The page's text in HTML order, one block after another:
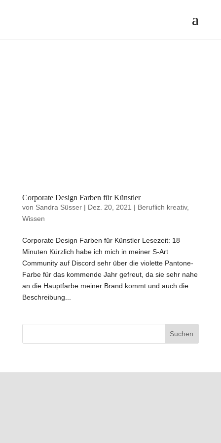
Corporate Design Farben für Künstler
von Sandra Süsser| Dez. 20, 2021 | Beruflich kreativ,
Wissen
Corporate Design Farben für Künstler Lesezeit: 18
Minuten Kürzlich habe ich mich in meiner S-Art
Community auf Discord sehr über die violette Pantone-
Farbe für das kommende Jahr gefreut, da sie sehr nahe
an die Hauptfarbe meiner Brand kommt und auch die
Beschreibung...